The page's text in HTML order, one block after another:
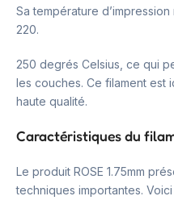
Sa température
220.
250 degrés Celsius, ce qui
les couches. Ce filament est
haute qualité.
Caractéristiques du
Le produit ROSE 1.75mm
techniques importantes.